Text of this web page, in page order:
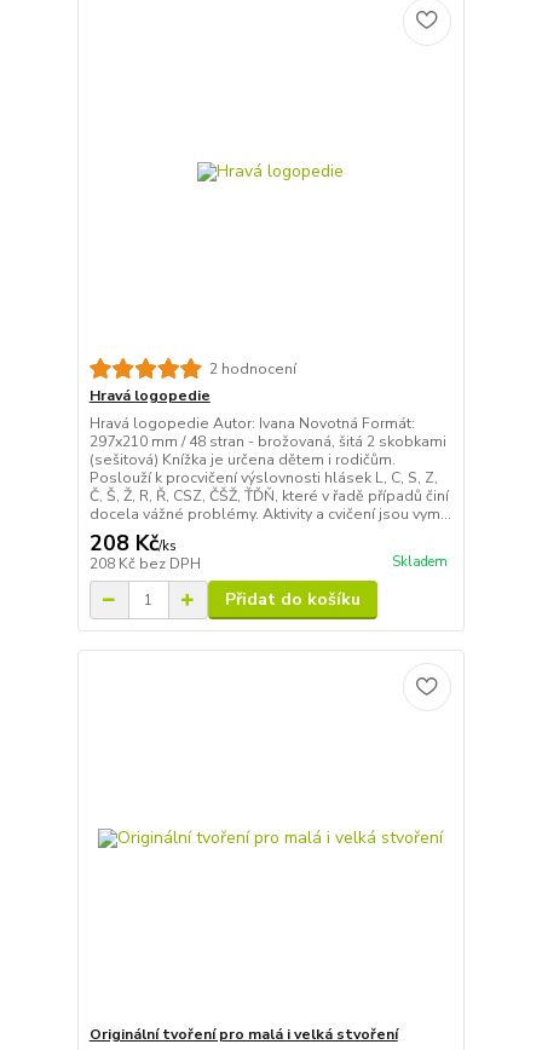
2 hodnocení
Hravá logopedie
Hravá logopedie Autor: Ivana Novotná Formát:
297x210 mm / 48 stran - brožovaná, šitá 2 skobkami
(sešitová) Knížka je určena dětem i rodičům.
Poslouží k procvičení výslovnosti hlásek L, C, S, Z,
Č, Š, Ž, R, Ř, CSZ, ČŠŽ, ŤĎŇ, které v řadě případů činí
docela vážné problémy. Aktivity a cvičení jsou vym...
208 Kč/ks
208 Kč bez DPH Skladem
Přidat do košíku
Originální tvoření pro malá i velká stvoření